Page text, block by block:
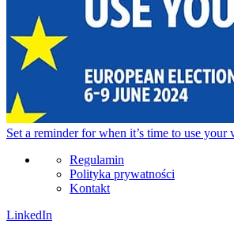
Set a reminderfor when it’s time to use your
Regulamin
Polityka prywatności
Kontakt
LinkedIn